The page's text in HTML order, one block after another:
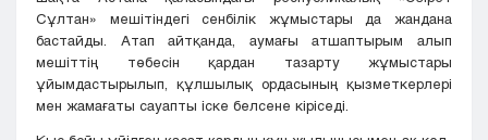
Сұлтан» мешітіндегі сенбілік жұмыстары да жандана
бастайды. Атап айтқанда, аумағы атшаптырым алып
мешіттің төбесін қардан тазарту жұмыстары
ұйымдастырылып, құлшылық ордасының қызметкерлері
мен жамағаты сауапты іске белсене кіріседі.